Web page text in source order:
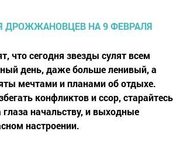
что сегодня звезды сулят всем
день, даже больше ленивый, а
мечтами и планами об отдыхе.
конфликтов и ссор, старайтесь
глаза начальству, и выходные
настроении.